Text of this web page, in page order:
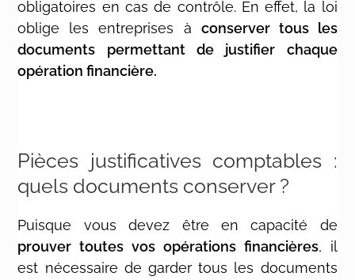
obligatoires en cas de contrôle. En effet, la loi
oblige les entreprises à conserver tous les
documents permettant de justifier chaque
opération financière.
Pièces justificatives comptables :
quels documents conserver ?
Puisque vous devez être en capacité de
prouver toutes vos opérations financières, il
est nécessaire de garder tous les documents